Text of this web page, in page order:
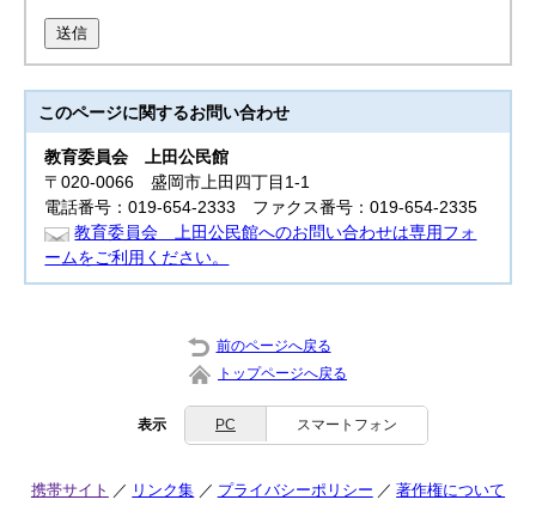
送信
このページに関するお問い合わせ
教育委員会
上田公民館
〒020-0066 盛岡市上田四丁目1-1
電話番号：019-654-2333 ファクス番号：019-654-2335
教育委員会 上田公民館へのお問い合わせは専用フォ
ームをご利用ください。
前のページへ戻る
トップページへ戻る
表示 PC スマートフォン
携帯サイト リンク集 プライバシーポリシー 著作権について